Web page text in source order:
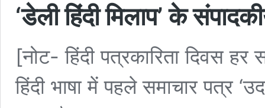
‘डेली हिंदी मिलाप’ के
[नोट- हिंदी पत्रकारिता दिवस
हिंदी भाषा में पहले समाचार पत्र